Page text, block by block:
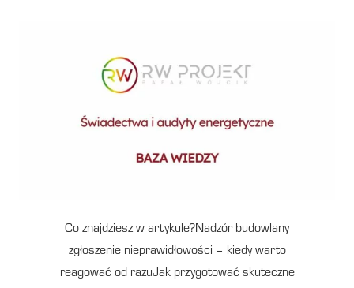
Co znajdziesz w artykule?Nadzór budowlany
zgłoszenie nieprawidłowości – kiedy warto
reagować od razuJak przygotować skuteczne